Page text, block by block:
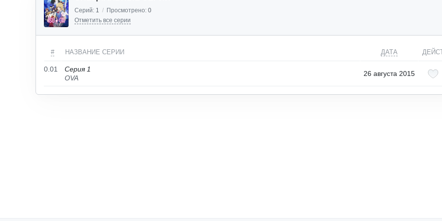
Серий: 1 / Просмотрено: 0
Отметить все серии
# НАЗВАНИЕ СЕРИИ ДАТА
0.01
Серия 1
OVA
26 августа 2015